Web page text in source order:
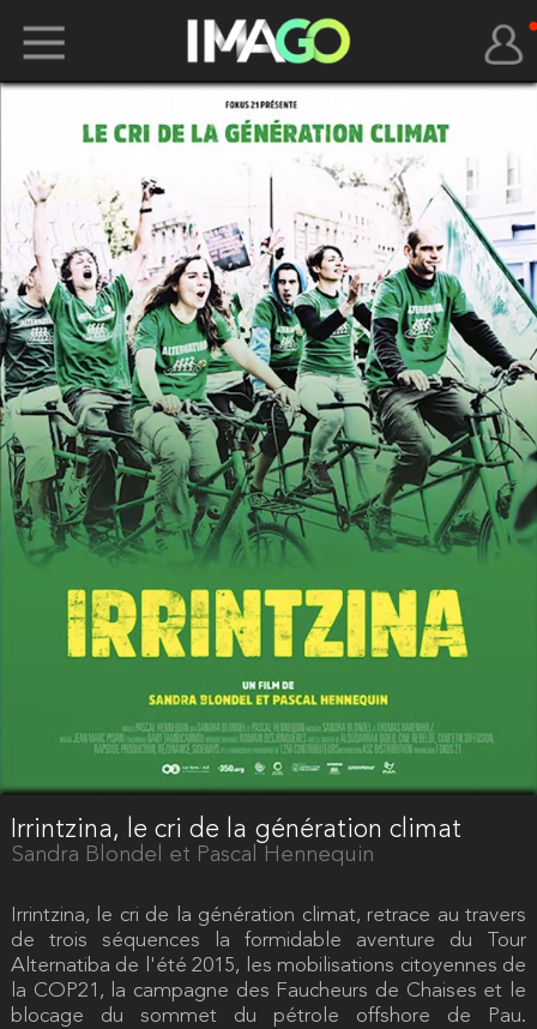
Irrintzina, le cri de la génération climat
Sandra Blondel et Pascal Hennequin
Irrintzina, le cri de la génération climat, retrace au travers
de trois séquences la formidable aventure du Tour
Alternatiba de l'été 2015, les mobilisations citoyennes de
la COP21, la campagne des Faucheurs de Chaises et le
blocage du sommet du pétrole offshore de Pau.